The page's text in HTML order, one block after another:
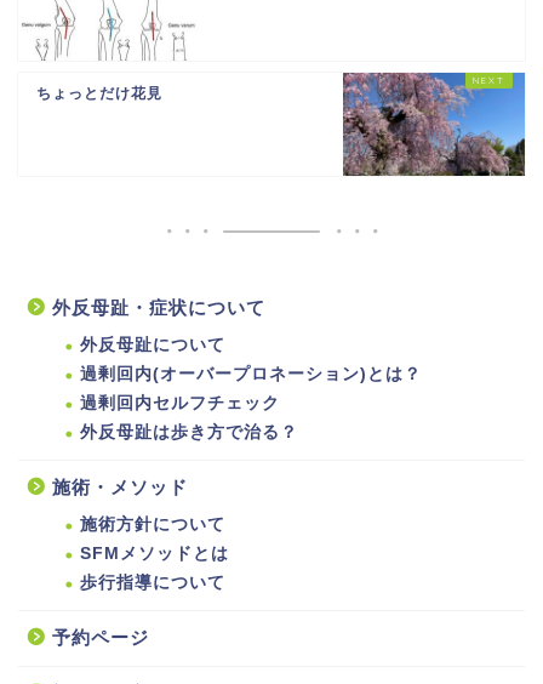
ちょっとだけ花見
外反母趾・症状について
外反母趾について
過剰回内(オーバープロネーション)とは？
過剰回内セルフチェック
外反母趾は歩き方で治る？
施術・メソッド
施術方針について
SFMメソッドとは
歩行指導について
予約ページ